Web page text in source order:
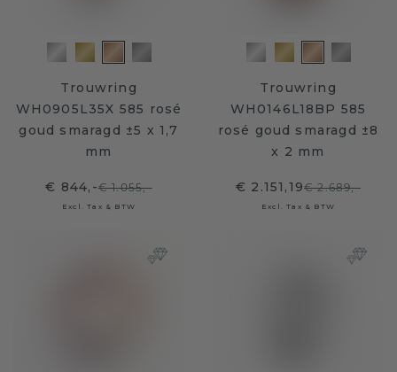
Trouwring
WH0905L35X 585 rosé
goud smaragd ±5 x 1,7
mm
€ 844,-€ 1.055,-
Excl. Tax & BTW
Trouwring
WH0146L18BP 585
rosé goud smaragd ±8
x 2 mm
€ 2.151,19€ 2.689,-
Excl. Tax & BTW